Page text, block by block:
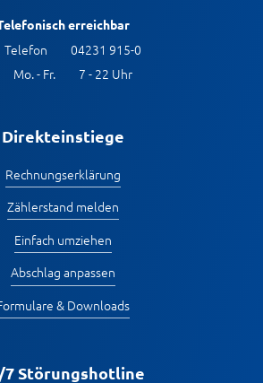
erreichbar
Telefon
04231 915-0
Mo. - Fr.
7 - 22 Uhr
Direkteinstiege
Rechnungserklärung
Zählerstand melden
Einfach umziehen
Abschlag anpassen
& Downloads
7 Störungshotline